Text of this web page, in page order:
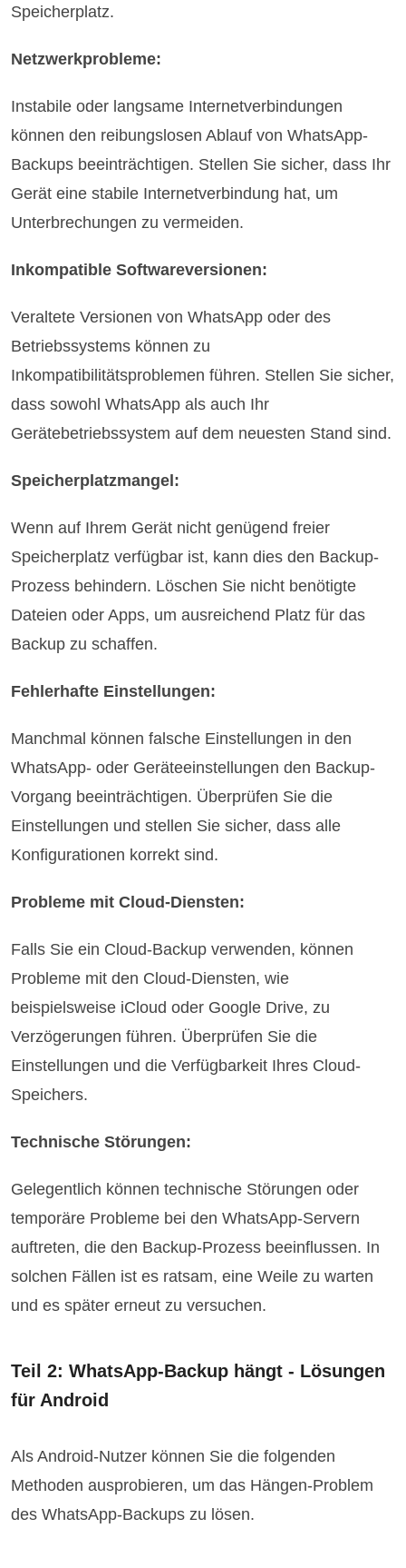
Speicherplatz.
Netzwerkprobleme:
Instabile oder langsame Internetverbindungen
können den reibungslosen Ablauf von WhatsApp-
Backups beeinträchtigen. Stellen Sie sicher, dass Ihr
Gerät eine stabile Internetverbindung hat, um
Unterbrechungen zu vermeiden.
Inkompatible Softwareversionen:
Veraltete Versionen von WhatsApp oder des
Betriebssystems können zu
Inkompatibilitätsproblemen führen. Stellen Sie sicher,
dass sowohl WhatsApp als auch Ihr
Gerätebetriebssystem auf dem neuesten Stand sind.
Speicherplatzmangel:
Wenn auf Ihrem Gerät nicht genügend freier
Speicherplatz verfügbar ist, kann dies den Backup-
Prozess behindern. Löschen Sie nicht benötigte
Dateien oder Apps, um ausreichend Platz für das
Backup zu schaffen.
Fehlerhafte Einstellungen:
Manchmal können falsche Einstellungen in den
WhatsApp- oder Geräteeinstellungen den Backup-
Vorgang beeinträchtigen. Überprüfen Sie die
Einstellungen und stellen Sie sicher, dass alle
Konfigurationen korrekt sind.
Probleme mit Cloud-Diensten:
Falls Sie ein Cloud-Backup verwenden, können
Probleme mit den Cloud-Diensten, wie
beispielsweise iCloud oder Google Drive, zu
Verzögerungen führen. Überprüfen Sie die
Einstellungen und die Verfügbarkeit Ihres Cloud-
Speichers.
Technische Störungen:
Gelegentlich können technische Störungen oder
temporäre Probleme bei den WhatsApp-Servern
auftreten, die den Backup-Prozess beeinflussen. In
solchen Fällen ist es ratsam, eine Weile zu warten
und es später erneut zu versuchen.
Teil 2: WhatsApp-Backup hängt - Lösungen
für Android
Als Android-Nutzer können Sie die folgenden
Methoden ausprobieren, um das Hängen-Problem
des WhatsApp-Backups zu lösen.